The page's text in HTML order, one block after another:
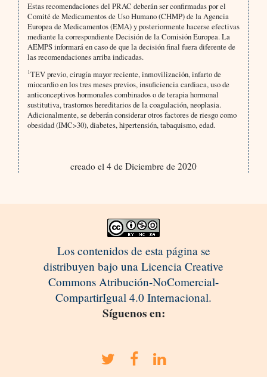
Estas recomendaciones del PRAC deberán ser confirmadas por el
Comité de Medicamentos de Uso Humano (CHMP) de la Agencia
Europea de Medicamentos (EMA) y posteriormente hacerse efectivas
mediante la correspondiente Decisión de la Comisión Europea. La
AEMPS informará en caso de que la decisión final fuera diferente de
las recomendaciones arriba indicadas.
1TEV previo, cirugía mayor reciente, inmovilización, infarto de
miocardio en los tres meses previos, insuficiencia cardiaca, uso de
anticonceptivos hormonales combinados o de terapia hormonal
sustitutiva, trastornos hereditarios de la coagulación, neoplasia.
Adicionalmente, se deberán considerar otros factores de riesgo como
obesidad (IMC>30), diabetes, hipertensión, tabaquismo, edad.
creado el 4 de Diciembre de 2020
Los contenidos de esta página se
distribuyen bajo una Licencia Creative
Commons Atribución-NoComercial-
CompartirIgual 4.0 Internacional.
Síguenos en: